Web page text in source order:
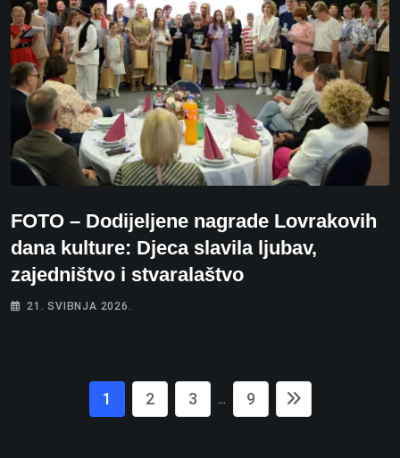
FOTO – Dodijeljene nagrade Lovrakovih
dana kulture: Djeca slavila ljubav,
zajedništvo i stvaralaštvo
21. SVIBNJA 2026.
1 2 3 ... 9